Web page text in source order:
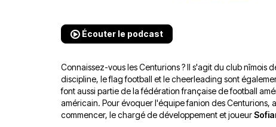
Écouter le podcast
Connaissez-vous les Centurions ? Il s'agit du club nîmois
discipline, le flag football et le cheerleading sont
font aussi partie de la fédération française de football
américain. Pour évoquer l'équipe fanion des Centurions,
commencer, le chargé de développement et joueur